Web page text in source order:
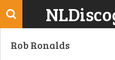
Ga
deRob Ronalds